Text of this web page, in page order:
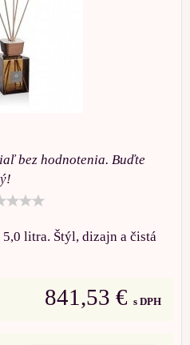
bez hodnotenia. Buďte
litra. Štýl, dizajn a čistá
841,53 € s DPH